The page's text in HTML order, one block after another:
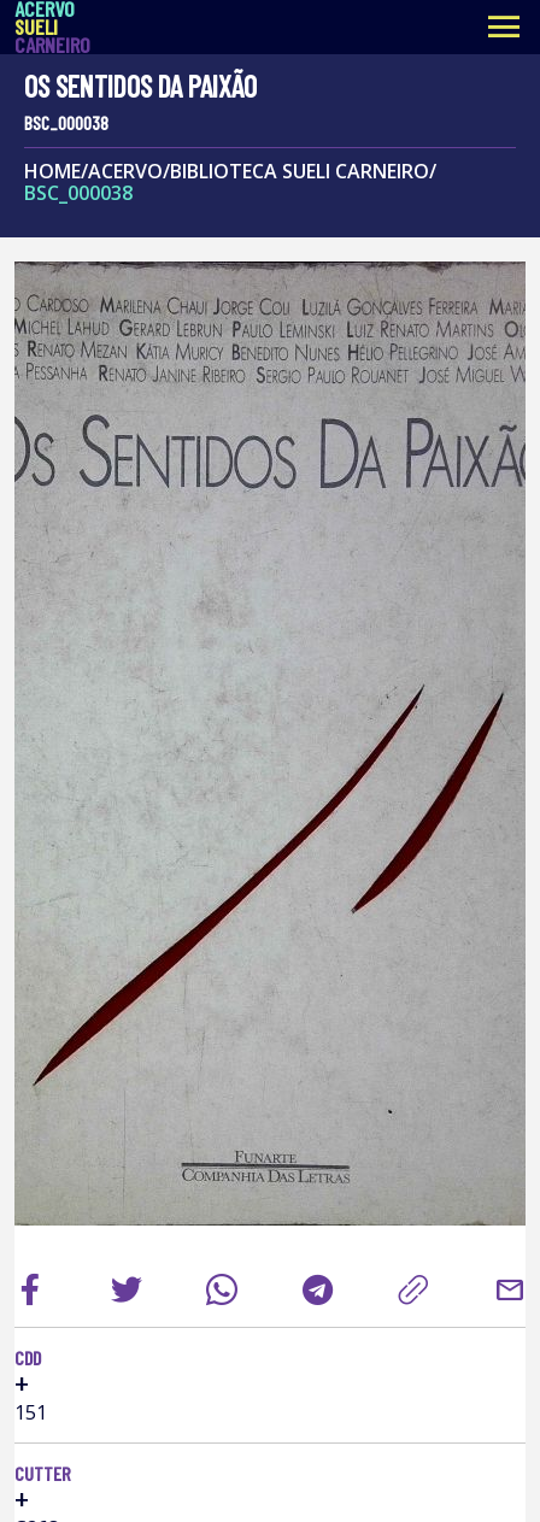
ACERVO
SUELI
CARNEIRO menu
OS SENTIDOS DA PAIXÃO
BSC_000038
HOME/ACERVO/BIBLIOTECA SUELI CARNEIRO/
BSC_000038
mail
CDD
+
151
CUTTER
+